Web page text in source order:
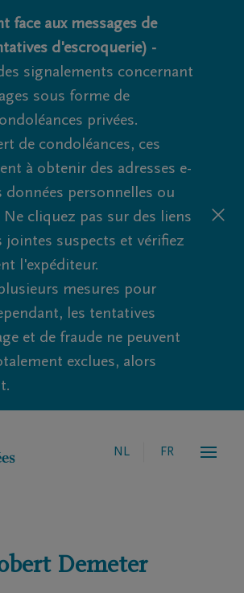
face aux messages de
d'escroquerie) -
signalements concernant
sous forme de
privées.
de condoléances, ces
à obtenir des adresses e-
données personnelles ou
cliquez pas sur des liens
jointes suspects et vérifiez
l'expéditeur.
mesures pour
les tentatives
et de fraude ne peuvent
exclues, alors
NL FR
Demeter